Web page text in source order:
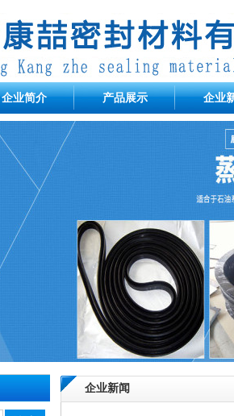
企业简介 产品展示 企业
企业新闻